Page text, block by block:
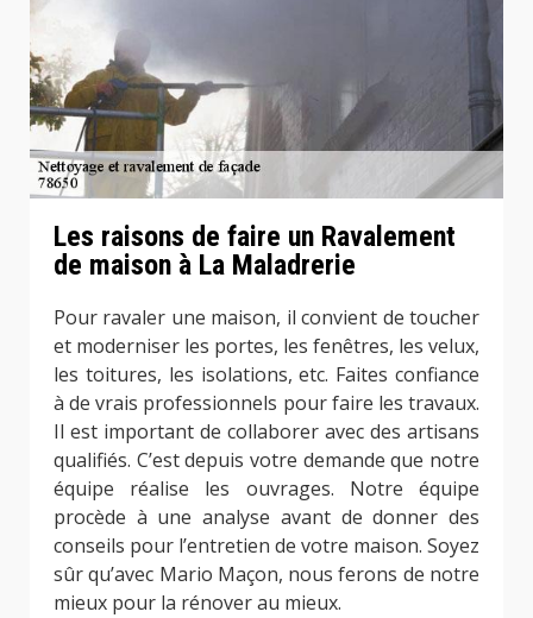
Les raisons de faire un Ravalement
de maison à La Maladrerie
Pour ravaler une maison, il convient de toucher
et moderniser les portes, les fenêtres, les velux,
les toitures, les isolations, etc. Faites confiance
à de vrais professionnels pour faire les travaux.
Il est important de collaborer avec des artisans
qualifiés. C’est depuis votre demande que notre
équipe réalise les ouvrages. Notre équipe
procède à une analyse avant de donner des
conseils pour l’entretien de votre maison. Soyez
sûr qu’avec Mario Maçon, nous ferons de notre
mieux pour la rénover au mieux.